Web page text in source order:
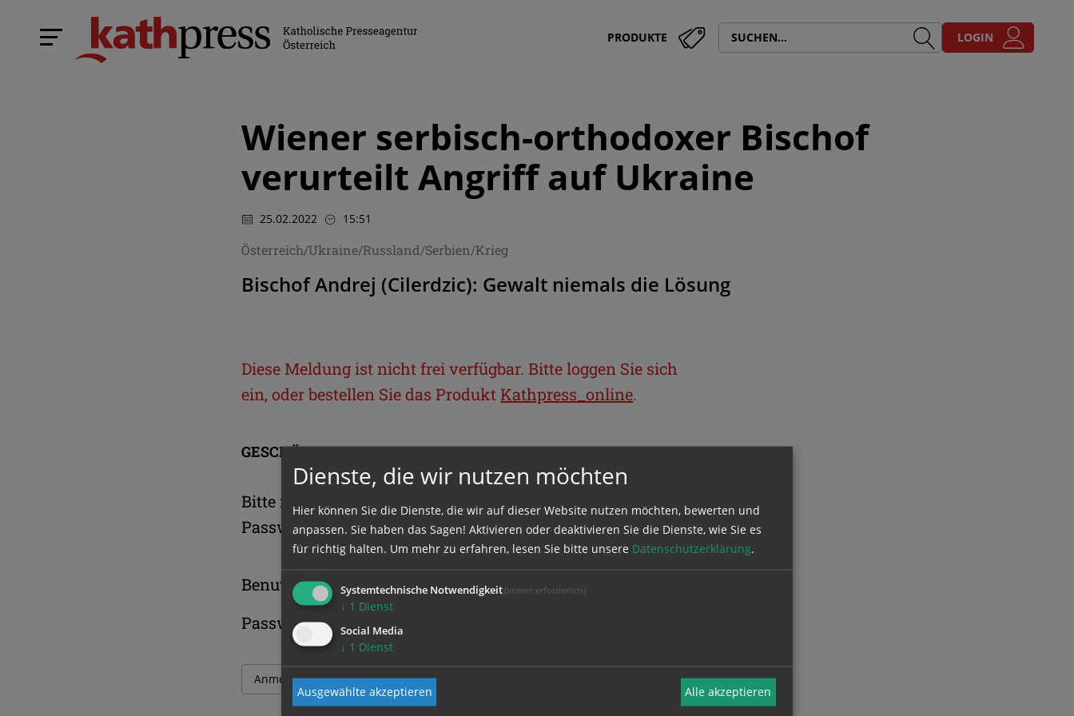
PRODUKTE LOGIN
Wiener serbisch-orthodoxer Bischof
verurteilt Angriff auf Ukraine
25.02.2022 15:51
Österreich/Ukraine/Russland/Serbien/Krieg
Bischof Andrej (Cilerdzic): Gewalt niemals die Lösung
Diese Meldung ist nicht frei verfügbar. Bitte loggen Sie sich
ein, oder bestellen Sie das Produkt Kathpress_online.
GESCHÜTZTER BEREICH
Bitte melden Sie sich mit Ihrem Benutzernamen und
Passwort an.
Benutzername
Passwort
Dienste, die wir nutzen möchten
Hier können Sie die Dienste, die wir auf dieser Website nutzen möchten, bewerten und
anpassen. Sie haben das Sagen! Aktivieren oder deaktivieren Sie die Dienste, wie Sie es
für richtig halten. Um mehr zu erfahren, lesen Sie bitte unsere Datenschutzerklärung.
Systemtechnische Notwendigkeit (immer erforderlich)
↓ 1 Dienst
Social Media
↓ 1 Dienst
Ausgewählte akzeptieren Alle akzeptieren